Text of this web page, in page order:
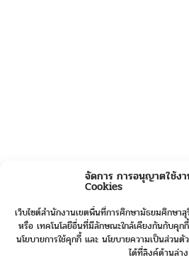
จัดการ การอนุญาตใช้ง
Cookies
เว็บไซต์สำนักงานเขตพื้นที่การศึกษามัธยมศึกษา
หรือ เทคโนโลยีอื่นที่มีลักษณะใกล้เคียงกันกับคุก
นโยบายการใช้คุกกี้ และ นโยบายความเป็นส่วนตั
ได้ที่ลิงค์ด้านล่าง